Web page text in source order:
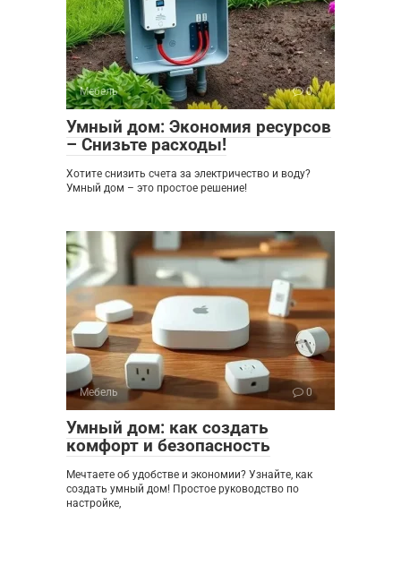
Мебель 0
Умный дом: Экономия ресурсов
– Снизьте расходы!
Хотите снизить счета за электричество и воду?
Умный дом – это простое решение!
Мебель 0
Умный дом: как создать
комфорт и безопасность
Мечтаете об удобстве и экономии? Узнайте, как
создать умный дом! Простое руководство по
настройке,